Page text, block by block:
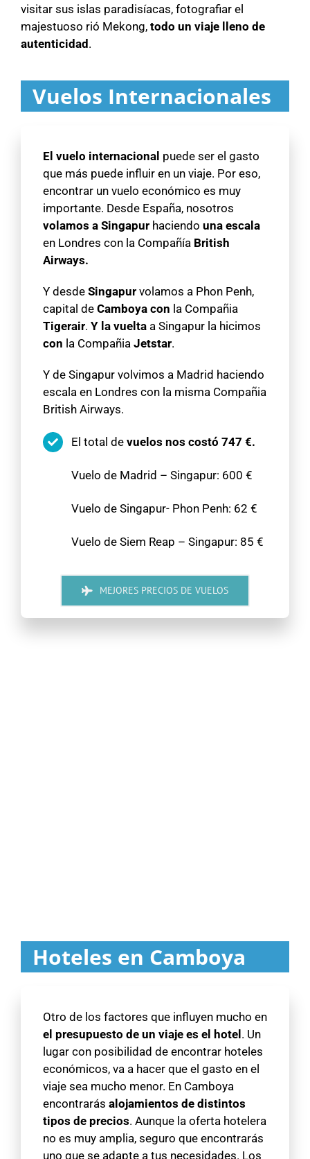
visitar sus islas paradisíacas, fotografiar el
majestuoso rió Mekong, todo un viaje lleno de
autenticidad .
Vuelos Internacionales
El vuelo internacional puede ser el gasto
que más puede influir en un viaje. Por eso,
encontrar un vuelo económico es muy
importante. Desde España, nosotros
volamos a Singapur haciendo una escala
en Londres con la Compañía British
Airways.
Y desde Singapur volamos a Phon Penh,
capital de Camboya con la Compañia
Tigerair. Y la vuelta a Singapur la hicimos
con la Compañia Jetstar.
Y de Singapur volvimos a Madrid haciendo
escala en Londres con la misma Compañia
British Airways.
El total de vuelos nos costó 747 €.
Vuelo de Madrid – Singapur: 600 €
Vuelo de Singapur- Phon Penh: 62 €
Vuelo de Siem Reap – Singapur: 85 €
MEJORES PRECIOS DE VUELOS
Hoteles en Camboya
Otro de los factores que influyen mucho en
el presupuesto de un viaje es el hotel . Un
lugar con posibilidad de encontrar hoteles
económicos, va a hacer que el gasto en el
viaje sea mucho menor. En Camboya
encontrarás alojamientos de distintos
tipos de precios. Aunque la oferta hotelera
no es muy amplia, seguro que encontrarás
uno que se adapte a tus necesidades. Los